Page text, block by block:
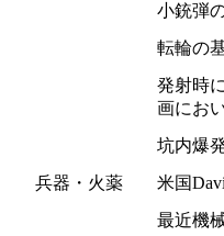
小銃弾
転輪の
発射時
画にお
坑内爆
兵器・火薬
米国
最近機